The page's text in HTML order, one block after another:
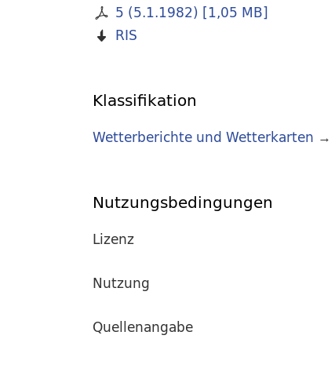
5 (5.1.1982) [1,05 MB]
RIS
Klassifikation
Wetterberichte und Wetterkarten →
Nutzungsbedingungen
Lizenz
Nutzung
Quellenangabe